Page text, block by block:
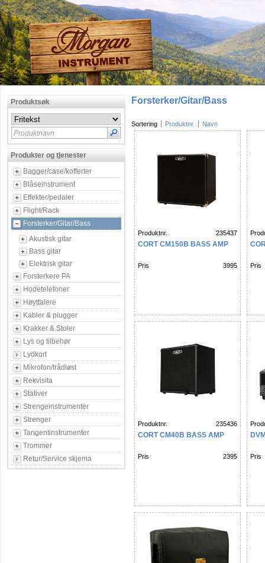
Produktsøk
Produktnavn
Produkter og tjenester
Bagger/case/kofferter
Blåseinstrument
Effekter/pedaler
Flight/Rack
Forsterker/Gitar/Bass
Akustisk gitar
Bass gitar
Elektrisk gitar
Forsterkere PA
Hodetelefoner
Høyttalere
Kabler & plugger
Krakker & Stoler
Lys og tilbehør
Lydkort
Mikrofon/trådløst
Rekvisita
Stativer
Strengeinstrumenter
Strenger
Tangentinstrumenter
Trommer
Retur/Service skjema
Forsterker/Gitar/Bass
Sortering Produktnr. Navn
Produktnr. 235437
CORT CM150B BASS AMP
Pris 3995 Pris
Produktnr. 235436
CORT CM40B BASS AMP
Pris 2395 Pris